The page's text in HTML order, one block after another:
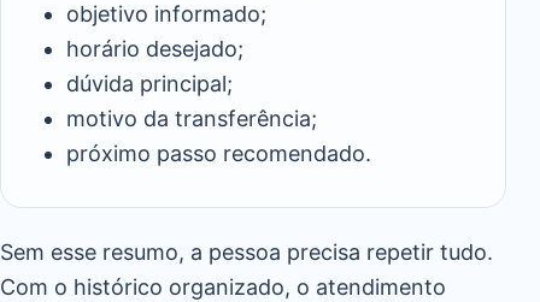
objetivo informado;
horário desejado;
dúvida principal;
motivo da transferência;
próximo passo recomendado.
Sem esse resumo, a pessoa precisa repetir tudo.
Com o histórico organizado, o atendimento